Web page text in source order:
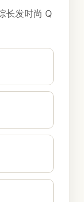
长发时尚 Q